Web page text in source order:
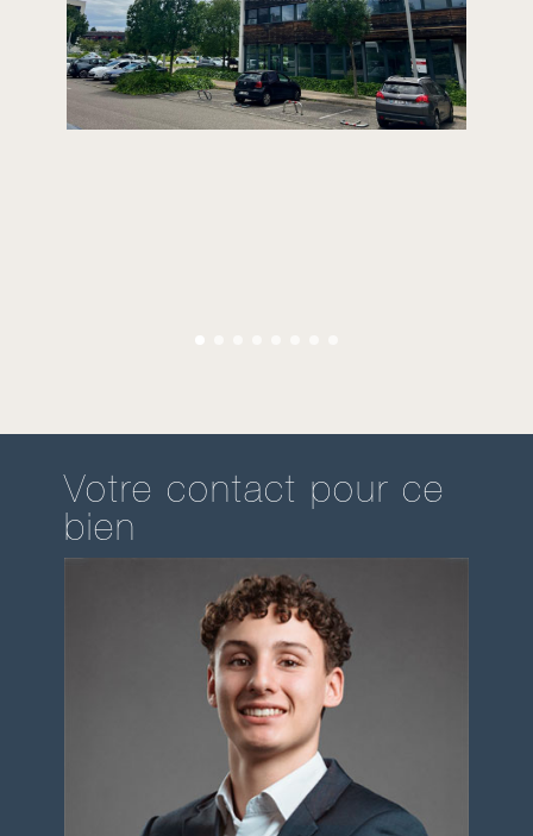
Votre contact pour ce
bien